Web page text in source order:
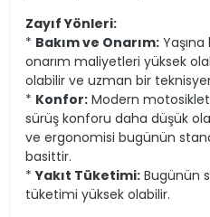
Zayıf Yönleri:
* Bakım ve Onarım:
onarım maliyetleri yüksek
olabilir ve uzman bir
* Konfor: Modern
sürüş konforu daha düşük
ve ergonomisi bugünün
basittir.
*Yakıt Tüketimi: Bugünün
tüketimi yüksek olabilir.